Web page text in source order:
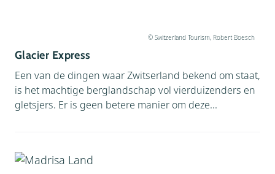
© Switzerland Tourism, Robert Boesch
Glacier Express
Een van de dingen waar Zwitserland bekend om staat,
is het machtige berglandschap vol vierduizenders en
gletsjers. Er is geen betere manier om deze...